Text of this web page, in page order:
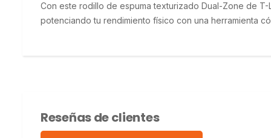
Con este rodillo de espuma texturizado Dual-Zone de
potenciando tu rendimiento físico con una herramienta
Reseñas de clientes